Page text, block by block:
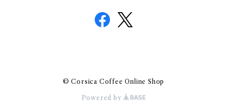
© Corsica Coffee Online Shop
Powered by